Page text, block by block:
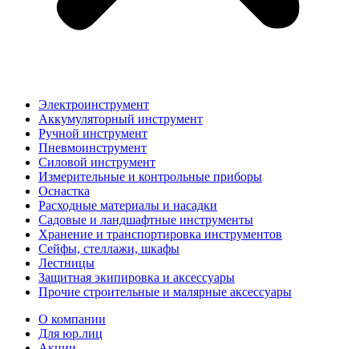
Электроинструмент
Аккумуляторный инструмент
Ручной инструмент
Пневмоинструмент
Силовой инструмент
Измерительные и контрольные приборы
Оснастка
Расходные материалы и насадки
Садовые и ландшафтные инструменты
Хранение и транспортировка инструментов
Сейфы, стеллажи, шкафы
Лестницы
Защитная экипировка и аксессуары
Прочие строительные и малярные аксессуары
О компании
Для юр.лиц